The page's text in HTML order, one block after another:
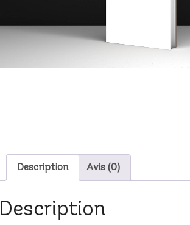
Description Avis (0)
Description